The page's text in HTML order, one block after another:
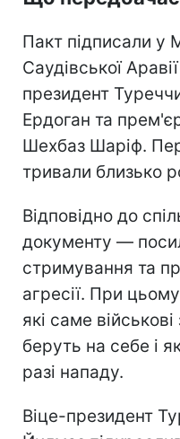
Пакт підписали у
Саудівської
президент
Ердоган та
Шехбаз Шаріф.
тривали близько
Відповідно до
документу —
стримування та
агресії. При
які саме
беруть на себе і
разі нападу.
Віце-президент